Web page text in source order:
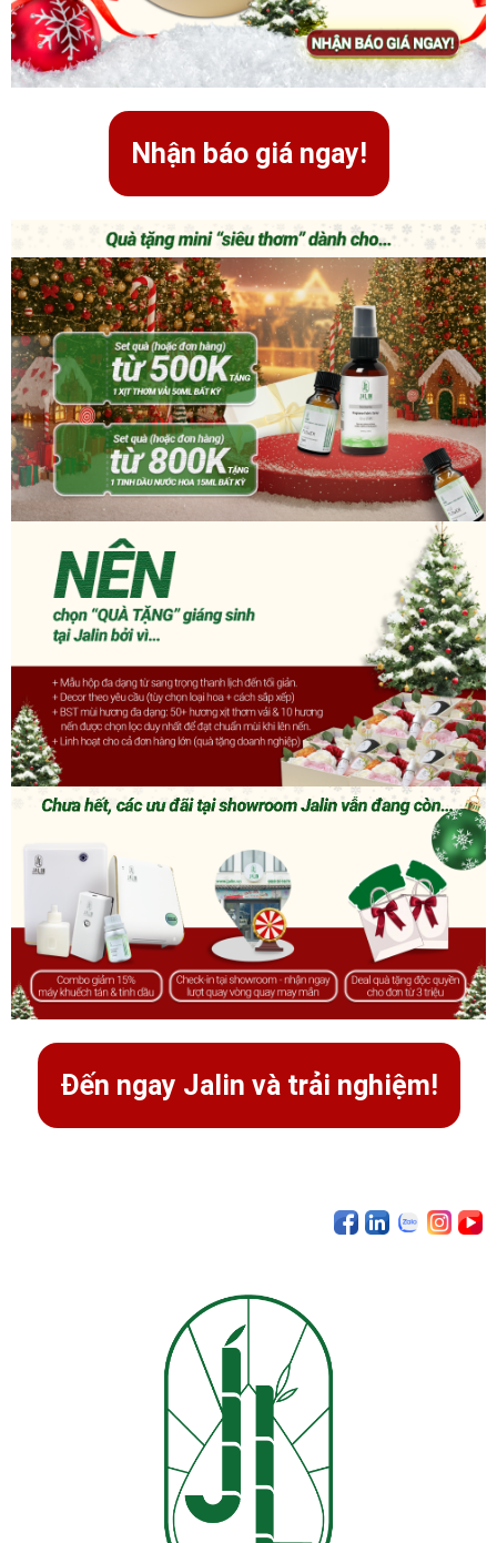
Nhận báo giá ngay!
Đến ngay Jalin và trải nghiệm!